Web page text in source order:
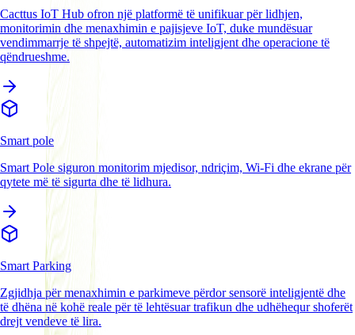
Cacttus IoT Hub ofron një platformë të unifikuar për lidhjen,
monitorimin dhe menaxhimin e pajisjeve IoT, duke mundësuar
vendimmarrje të shpejtë, automatizim inteligjent dhe operacione të
qëndrueshme.
Smart pole
Smart Pole siguron monitorim mjedisor, ndriçim, Wi-Fi dhe ekrane për
qytete më të sigurta dhe të lidhura.
Smart Parking
Zgjidhja për menaxhimin e parkimeve përdor sensorë inteligjentë dhe
të dhëna në kohë reale për të lehtësuar trafikun dhe udhëhequr shoferët
drejt vendeve të lira.